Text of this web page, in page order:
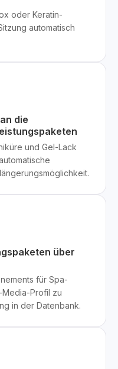
oder Keratin-
automatisch
die
und Gel-Lack
über
für Spa-
Profil zu
in der Datenbank.